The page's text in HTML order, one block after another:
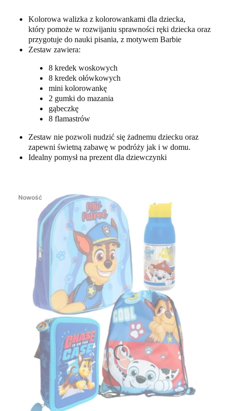
Kolorowa walizka z kolorowankami dla dziecka,
który pomoże w rozwijaniu sprawności ręki dziecka oraz
przygotuje do nauki pisania, z motywem Barbie
Zestaw zawiera:
8 kredek woskowych
8 kredek ołówkowych
mini kolorowankę
2 gumki do mazania
gąbeczkę
8 flamastrów
Zestaw nie pozwoli nudzić się żadnemu dziecku oraz
zapewni świetną zabawę w podróży jak i w domu.
Idealny pomysł na prezent dla dziewczynki
Nowość